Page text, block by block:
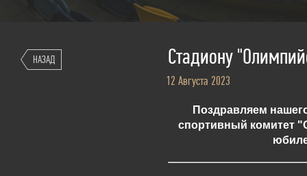
НАЗАД Стадиону
12 Августа 2023
Поздравляем
спортивный комитет